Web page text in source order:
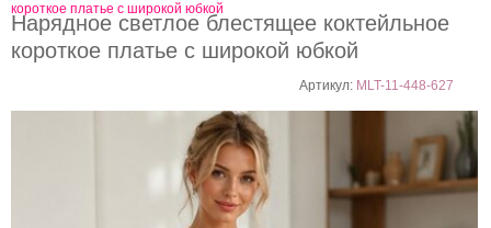
Нарядное светлое блестящее коктейльное
короткое платье с широкой юбкой
Артикул: MLT-11-448-627
короткое платье с широкой юбкой